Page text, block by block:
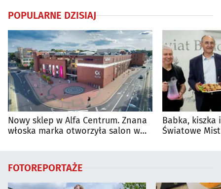
POPULARNE DZISIAJ
Nowy sklep w Alfa Centrum. Znana
włoska marka otworzyła salon w
Babka, kiszka
Światowe
FOTOREPORTAŻE